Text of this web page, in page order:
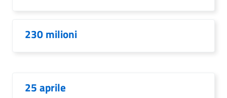
230 milioni
25 aprile